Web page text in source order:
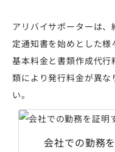
アリバイサポーターは
定通知書を始めとした様
基本料金と書類作成代
類により発行料金が異
い。
会社での勤務